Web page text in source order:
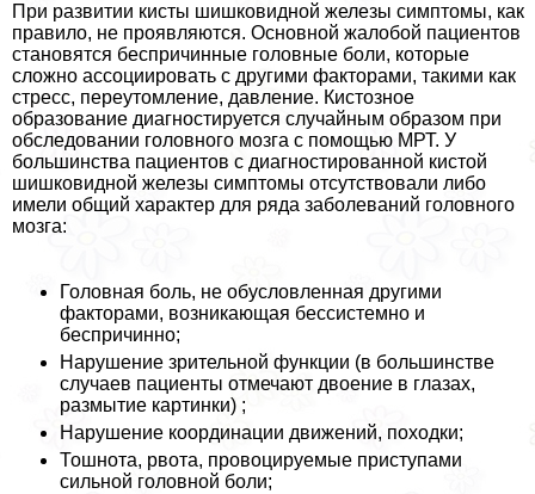
При развитии кисты шишковидной железы симптомы, как
правило, не проявляются. Основной жалобой пациентов
становятся беспричинные головные боли, которые
сложно ассоциировать с другими факторами, такими как
стресс, переутомление, давление. Кистозное
образование диагностируется случайным образом при
обследовании головного мозга с помощью МРТ. У
большинства пациентов с диагностированной кистой
шишковидной железы симптомы отсутствовали либо
имели общий хаpaктер для ряда заболеваний головного
мозга:
Головная боль, не обусловленная другими
факторами, возникающая бессистемно и
беспричинно;
Нарушение зрительной функции (в большинстве
случаев пациенты отмечают двоение в глазах,
размытие картинки) ;
Нарушение координации движений, походки;
Тошнота, рвота, провоцируемые приступами
сильной головной боли;